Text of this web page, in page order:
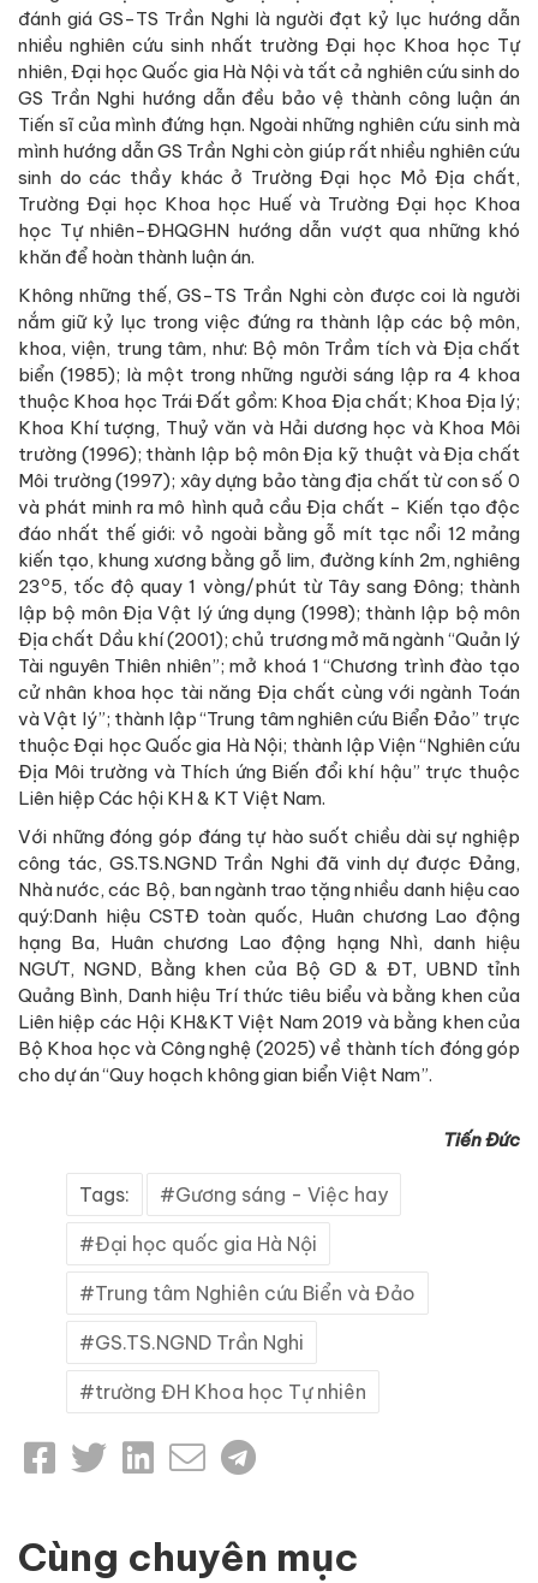
đánh giá GS-TS Trần Nghi là người đạt kỷ lục hướng dẫn
nhiều nghiên cứu sinh nhất trường Đại học Khoa học Tự
nhiên, Đại học Quốc gia Hà Nội và tất cả nghiên cứu sinh do
GS Trần Nghi hướng dẫn đều bảo vệ thành công luận án
Tiến sĩ của mình đứng hạn. Ngoài những nghiên cứu sinh mà
mình hướng dẫn GS Trần Nghi còn giúp rất nhiều nghiên cứu
sinh do các thầy khác ở Trường Đại học Mỏ Địa chất,
Trường Đại học Khoa học Huế và Trường Đại học Khoa
học Tự nhiên-ĐHQGHN hướng dẫn vượt qua những khó
khăn để hoàn thành luận án.
Không những thế, GS-TS Trần Nghi còn được coi là người
nắm giữ kỷ lục trong việc đứng ra thành lập các bộ môn,
khoa, viện, trung tâm, như: Bộ môn Trầm tích và Địa chất
biển (1985); là một trong những người sáng lập ra 4 khoa
thuộc Khoa học Trái Đất gồm: Khoa Địa chất; Khoa Địa lý;
Khoa Khí tượng, Thuỷ văn và Hải dương học và Khoa Môi
trường (1996); thành lập bộ môn Địa kỹ thuật và Địa chất
Môi trường (1997); xây dựng bảo tàng địa chất từ con số 0
và phát minh ra mô hình quả cầu Địa chất - Kiến tạo độc
đáo nhất thế giới: vỏ ngoài bằng gỗ mít tạc nổi 12 mảng
kiến tạo, khung xương bằng gỗ lim, đường kính 2m, nghiêng
23 o5, tốc độ quay 1 vòng/phút từ Tây sang Đông; thành
lập bộ môn Địa Vật lý ứng dụng (1998); thành lập bộ môn
Địa chất Dầu khí (2001); chủ trương mở mã ngành “Quản lý
Tài nguyên Thiên nhiên”; mở khoá 1 “Chương trình đào tạo
cử nhân khoa học tài năng Địa chất cùng với ngành Toán
và Vật lý”; thành lập “Trung tâm nghiên cứu Biển Đảo” trực
thuộc Đại học Quốc gia Hà Nội; thành lập Viện “Nghiên cứu
Địa Môi trường và Thích ứng Biến đổi khí hậu” trực thuộc
Liên hiệp Các hội KH & KT Việt Nam.
Với những đóng góp đáng tự hào suốt chiều dài sự nghiệp
công tác, GS.TS.NGND Trần Nghi đã vinh dự được Đảng,
Nhà nước, các Bộ, ban ngành trao tặng nhiều danh hiệu cao
quý:Danh hiệu CSTĐ toàn quốc, Huân chương Lao động
hạng Ba, Huân chương Lao động hạng Nhì, danh hiệu
NGƯT, NGND, Bằng khen của Bộ GD & ĐT, UBND tỉnh
Quảng Bình, Danh hiệu Trí thức tiêu biểu và bằng khen của
Liên hiệp các Hội KH&KT Việt Nam 2019 và bằng khen của
Bộ Khoa học và Công nghệ (2025) về thành tích đóng góp
cho dự án “Quy hoạch không gian biển Việt Nam”.
Tiến Đức
Tags: Gương sáng - Việc hay
Đại học quốc gia Hà Nội
Trung tâm Nghiên cứu Biển và Đảo
GS.TS.NGND Trần Nghi
trường ĐH Khoa học Tự nhiên
Cùng chuyên mục